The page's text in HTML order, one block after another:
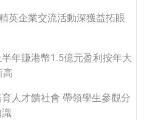
英企業交流活動深獲益拓眼
年賺港幣1.5億元盈利按年大
高
人才饋社會 帶領學生參觀分